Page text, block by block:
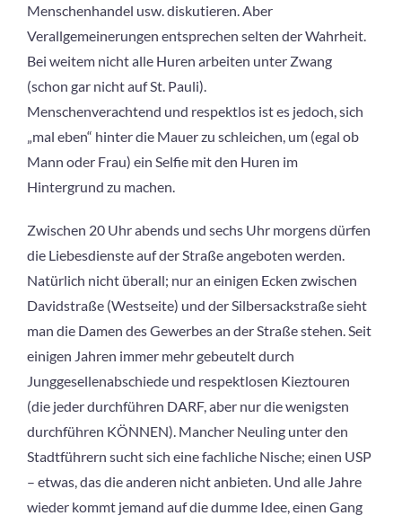
Menschenhandel usw. diskutieren. Aber
Verallgemeinerungen entsprechen selten der Wahrheit.
Bei weitem nicht alle Huren arbeiten unter Zwang
(schon gar nicht auf St. Pauli).
Menschenverachtend und respektlos ist es jedoch, sich
„mal eben“ hinter die Mauer zu schleichen, um (egal ob
Mann oder Frau) ein Selfie mit den Huren im
Hintergrund zu machen.
Zwischen 20 Uhr abends und sechs Uhr morgens dürfen
die Liebesdienste auf der Straße angeboten werden.
Natürlich nicht überall; nur an einigen Ecken zwischen
Davidstraße (Westseite) und der Silbersackstraße sieht
man die Damen des Gewerbes an der Straße stehen. Seit
einigen Jahren immer mehr gebeutelt durch
Junggesellenabschiede und respektlosen Kieztouren
(die jeder durchführen DARF, aber nur die wenigsten
durchführen KÖNNEN). Mancher Neuling unter den
Stadtführern sucht sich eine fachliche Nische; einen USP
– etwas, das die anderen nicht anbieten. Und alle Jahre
wieder kommt jemand auf die dumme Idee, einen Gang